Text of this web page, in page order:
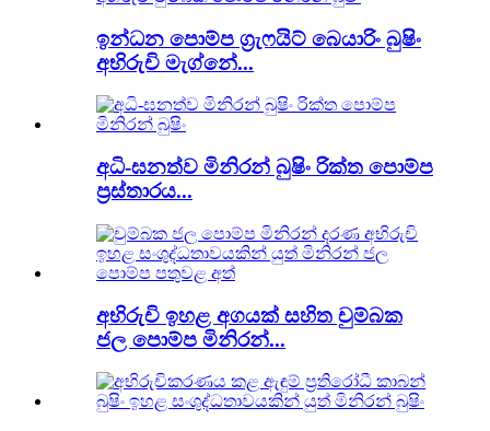
ඉන්ධන පොම්ප ග්‍රැෆයිට් බෙයාරිං බුෂිං
අභිරුචි මැග්නේ...
අධි-ඝනත්ව මිනිරන් බුෂිං රික්ත පොම්ප
ප්‍රස්තාරය...
අභිරුචි ඉහළ අගයක් සහිත චුම්බක
ජල පොම්ප මිනිරන්...